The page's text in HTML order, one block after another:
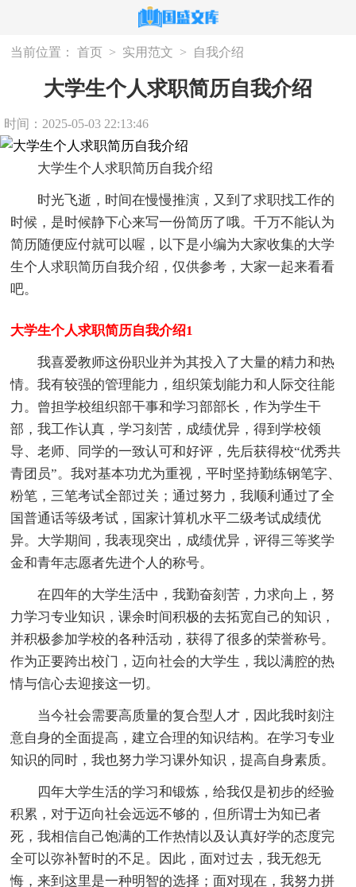
当前位置： 首页 > 实用范文 > 自我介绍
大学生个人求职简历自我介绍
时间：2025-05-03 22:13:46
大学生个人求职简历自我介绍
时光飞逝，时间在慢慢推演，又到了求职找工作的
时候，是时候静下心来写一份简历了哦。千万不能认为
简历随便应付就可以喔，以下是小编为大家收集的大学
生个人求职简历自我介绍，仅供参考，大家一起来看看
吧。
大学生个人求职简历自我介绍1
我喜爱教师这份职业并为其投入了大量的精力和热
情。我有较强的管理能力，组织策划能力和人际交往能
力。曾担学校组织部干事和学习部部长，作为学生干
部，我工作认真，学习刻苦，成绩优异，得到学校领
导、老师、同学的一致认可和好评，先后获得校“优秀共
青团员”。我对基本功尤为重视，平时坚持勤练钢笔字、
粉笔，三笔考试全部过关；通过努力，我顺利通过了全
国普通话等级考试，国家计算机水平二级考试成绩优
异。大学期间，我表现突出，成绩优异，评得三等奖学
金和青年志愿者先进个人的称号。
在四年的大学生活中，我勤奋刻苦，力求向上，努
力学习专业知识，课余时间积极的去拓宽自己的知识，
并积极参加学校的各种活动，获得了很多的荣誉称号。
作为正要跨出校门，迈向社会的大学生，我以满腔的热
情与信心去迎接这一切。
当今社会需要高质量的复合型人才，因此我时刻注
意自身的全面提高，建立合理的知识结构。在学习专业
知识的同时，我也努力学习课外知识，提高自身素质。
四年大学生活的学习和锻炼，给我仅是初步的经验
积累，对于迈向社会远远不够的，但所谓士为知已者
死，我相信自己饱满的工作热情以及认真好学的态度完
全可以弥补暂时的不足。因此，面对过去，我无怨无
悔，来到这里是一种明智的选择；面对现在，我努力拼